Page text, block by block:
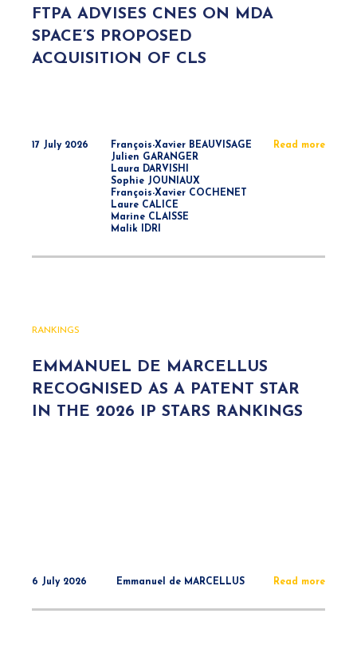
FTPA ADVISES CNES ON MDA
SPACE’S PROPOSED
ACQUISITION OF CLS
17 July 2026
François-Xavier BEAUVISAGE
Julien GARANGER
Laura DARVISHI
Sophie JOUNIAUX
François-Xavier COCHENET
Laure CALICE
Marine CLAISSE
Malik IDRI
Read more
RANKINGS
EMMANUEL DE MARCELLUS
RECOGNISED AS A PATENT STAR
IN THE 2026 IP STARS RANKINGS
6 July 2026 Emmanuel de MARCELLUS Read more